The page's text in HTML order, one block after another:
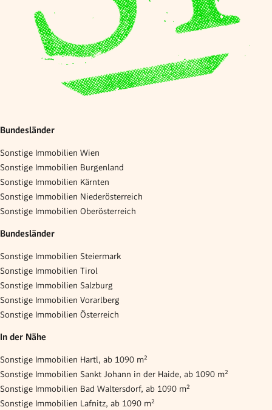
Bundesländer
Sonstige Immobilien Wien
Sonstige Immobilien Burgenland
Sonstige Immobilien Kärnten
Sonstige Immobilien Niederösterreich
Sonstige Immobilien Oberösterreich
Bundesländer
Sonstige Immobilien Steiermark
Sonstige Immobilien Tirol
Sonstige Immobilien Salzburg
Sonstige Immobilien Vorarlberg
Sonstige Immobilien Österreich
In der Nähe
Sonstige Immobilien Hartl, ab 1090 m²
Sonstige Immobilien Sankt Johann in der Haide, ab 1090 m²
Sonstige Immobilien Bad Waltersdorf, ab 1090 m²
Sonstige Immobilien Lafnitz, ab 1090 m²